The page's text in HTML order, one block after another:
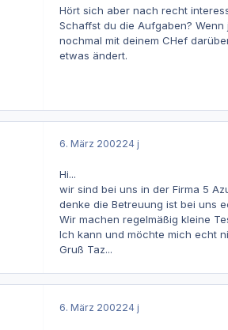
Hört sich aber nach recht
Schaffst du die Aufgaben?
nochmal mit deinem CHef
etwas ändert.
6. März 200224 j
Hi...
wir sind bei uns in der Firma 5
denke die Betreuung ist bei uns
Wir machen regelmäßig kleine
Ich kann und möchte mich echt
Gruß Taz...
6. März 200224 j